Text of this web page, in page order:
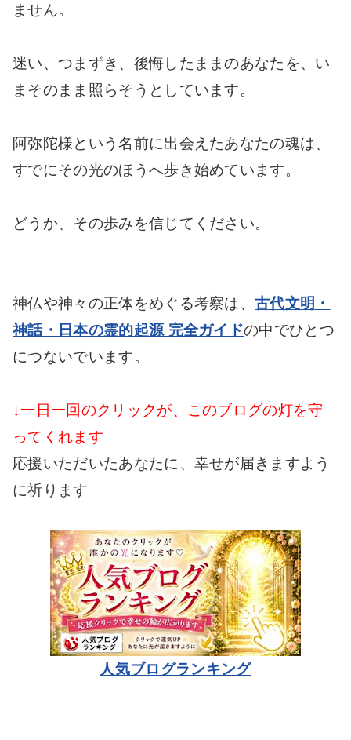
ません。
迷い、つまずき、後悔したままのあなたを、い
まそのまま照らそうとしています。
阿弥陀様という名前に出会えたあなたの魂は、
すでにその光のほうへ歩き始めています。
どうか、その歩みを信じてください。
神仏や神々の正体をめぐる考察は、古代文明・
神話・日本の霊的起源 完全ガイドの中でひとつ
につないでいます。
↓一日一回のクリックが、このブログの灯を守
ってくれます
応援いただいたあなたに、幸せが届きますよう
に祈ります
人気ブログランキング